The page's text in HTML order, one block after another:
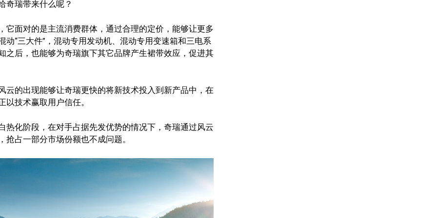
奇瑞带来什么呢？
它面对的是主流消费群体，通过合理的定价，能够让更多
“三大件”，混动专用发动机、混动专用变速箱和三电系
之后，也能够为奇瑞旗下其它品牌产生裙带效应，促进其
云的出现能够让奇瑞更快的将新技术投入到新产品中，在
技术赢取用户信任。
热化阶段，在对手占据先发优势的情况下，奇瑞通过风云
占一部分市场份额也不成问题。